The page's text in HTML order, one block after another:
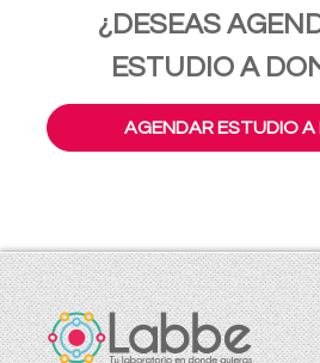
¿DESEAS
ESTUDIO A
AGENDAR ESTUDIO A